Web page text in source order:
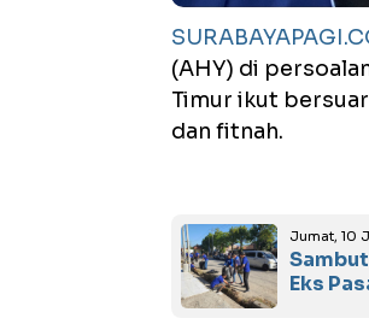
(AHY) di
Timur ikut
dan fitnah.
Jumat, 10
Eks